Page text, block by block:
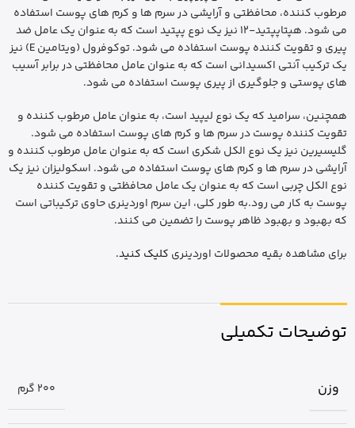
مرطوب کننده، محافظتی و آرایشی در سرم ها و کرم های پوست استفاده
می شود. هپتاپپتید-12 نیز یک نوع پپتید است که به عنوان یک عامل ضد
پیری و تقویت کننده پوست استفاده می شود. توکوفرول (ویتامین E) نیز
یک ترکیب آنتی اکسیدانی است که به عنوان عامل محافظتی در برابر آسیب
های پوستی و جلوگیری از پیری پوست استفاده می شود.
همچنین، سرامید که یک نوع لیپید است، به عنوان عامل مرطوب کننده و
تقویت کننده پوست در سرم ها و کرم های پوست استفاده می شود.
گلیسیرین نیز یک نوع الکل شکری است که به عنوان عامل مرطوب کننده و
آرایشی در سرم ها و کرم های پوست استفاده می شود. اسکولیزان نیز یک
نوع الکل چربی است که به عنوان یک عامل محافظتی و تقویت کننده
پوست به کار می رود.به طور کلی، این سرم اوردینری حاوی ترکیباتی است
که بهبود و بهبود ظاهر پوست را تضمین می کنند.
برای مشاهده بقیه محصولات اوردینری کلیک کنید.
توضیحات تکمیلی
وزن 200 گرم